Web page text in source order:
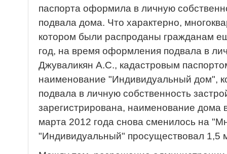
паспорта оформила в личную
подвала дома. Что характерно,
котором были распроданы гражданам
год, на время оформления подвала в
Джуваликян А.С., кадастровым
наименование "Индивидуальный дом",
подвала в личную собственность
зарегистрирована, наименование дома
марта 2012 года снова сменилось на
"Индивидуальный" просуществовал 1,5